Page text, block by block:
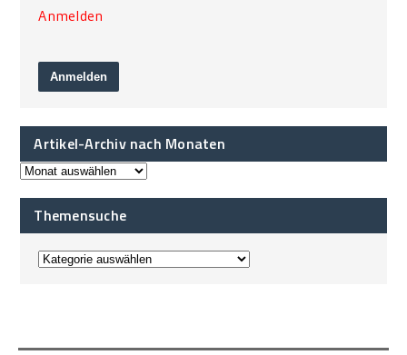
Anmelden
Artikel-Archiv nach Monaten
Themensuche